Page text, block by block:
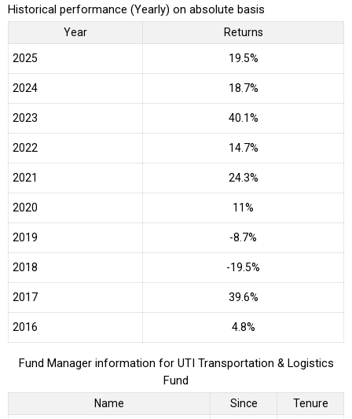
Historical performance (Yearly) on absolute basis
Year Returns
2025 19.5%
2024 18.7%
2023 40.1%
2022 14.7%
2021 24.3%
2020 11%
2019 -8.7%
2018 -19.5%
2017 39.6%
2016 4.8%
Fund Manager information for UTI Transportation & Logistics
Fund
Name Since
Tenure